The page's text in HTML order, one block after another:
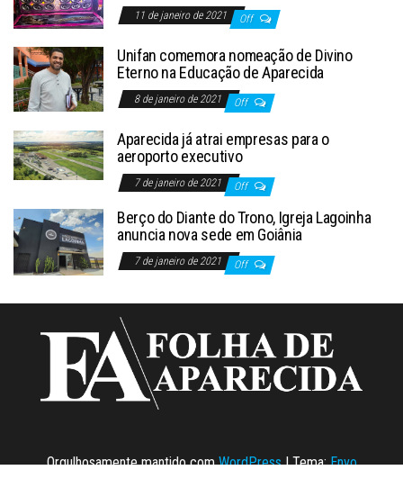
11 de janeiro de 2021 Off
Unifan comemora nomeação de Divino
Eterno na Educação de Aparecida
8 de janeiro de 2021 Off
Aparecida já atrai empresas para o
aeroporto executivo
7 de janeiro de 2021 Off
Berço do Diante do Trono, Igreja Lagoinha
anuncia nova sede em Goiânia
7 de janeiro de 2021 Off
Orgulhosamente mantido comWordPress |Tema:Envo